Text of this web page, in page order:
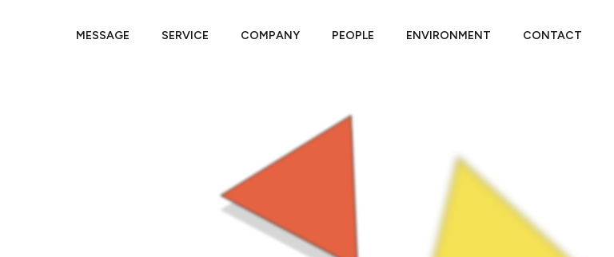
MESSAGE SERVICE COMPANY PEOPLE ENVIRONMENT CONTACT